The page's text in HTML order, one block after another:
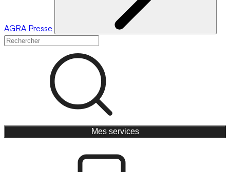
AGRA Presse
Mes services